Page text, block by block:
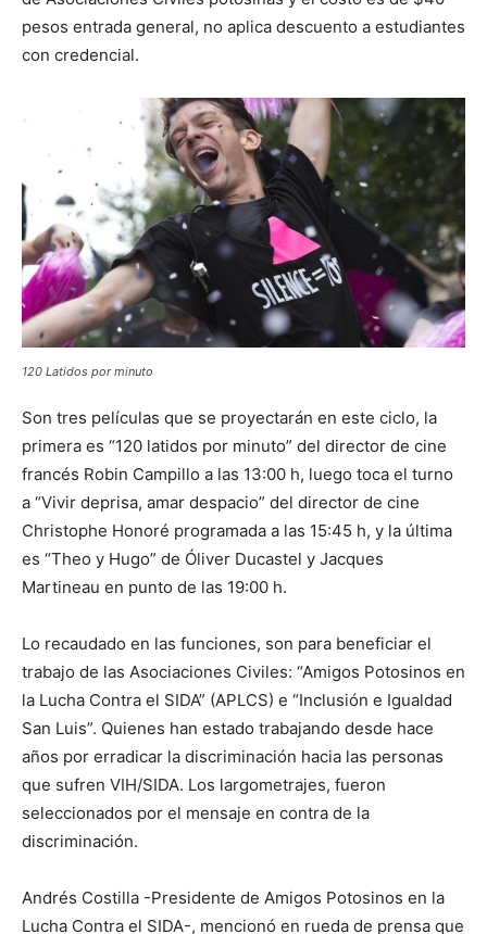
pesos entrada general, no aplica descuento a estudiantes
con credencial.
120 Latidos por minuto
Son tres películas que se proyectarán en este ciclo, la
primera es “120 latidos por minuto” del director de cine
francés Robin Campillo a las 13:00 h, luego toca el turno
a “Vivir deprisa, amar despacio” del director de cine
Christophe Honoré programada a las 15:45 h, y la última
es “Theo y Hugo” de Óliver Ducastel y Jacques
Martineau en punto de las 19:00 h.
Lo recaudado en las funciones, son para beneficiar el
trabajo de las Asociaciones Civiles: “Amigos Potosinos en
la Lucha Contra el SIDA” (APLCS) e “Inclusión e Igualdad
San Luis”. Quienes han estado trabajando desde hace
años por erradicar la discriminación hacia las personas
que sufren VIH/SIDA. Los largometrajes, fueron
seleccionados por el mensaje en contra de la
discriminación.
Andrés Costilla -Presidente de Amigos Potosinos en la
Lucha Contra el SIDA-, mencionó en rueda de prensa que